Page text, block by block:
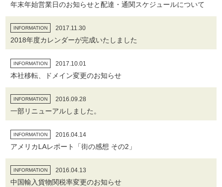
年末年始営業日のお知らせと配達・通関スケジュールについて
INFORMATION 2017.11.30
2018年度カレンダーが完成いたしました
INFORMATION 2017.10.01
本社移転、ドメイン変更のお知らせ
INFORMATION 2016.09.28
一部リニューアルしました。
INFORMATION 2016.04.14
アメリカLAレポート「街の感想 その2」
INFORMATION 2016.04.13
中国輸入貨物関税率変更のお知らせ